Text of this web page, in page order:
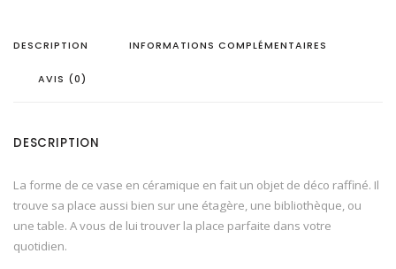
DESCRIPTION INFORMATIONS COMPLÉMENTAIRES
AVIS (0)
DESCRIPTION
La forme de ce vase en céramique en fait un objet de déco raffiné. Il
trouve sa place aussi bien sur une étagère, une bibliothèque, ou
une table. A vous de lui trouver la place parfaite dans votre
quotidien.